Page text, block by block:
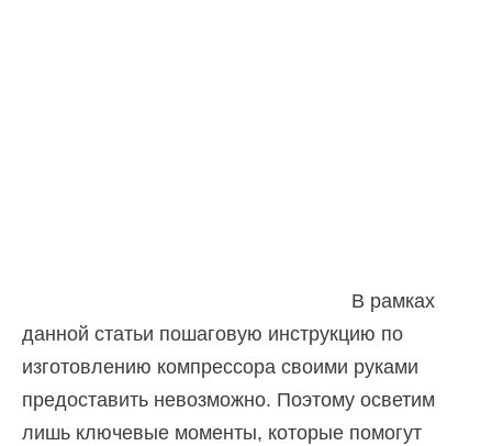
В рамках
данной статьи пошаговую инструкцию по
изготовлению компрессора своими руками
предоставить невозможно. Поэтому осветим
лишь ключевые моменты, которые помогут